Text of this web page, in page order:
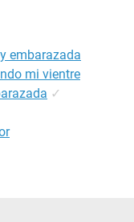
embarazada
mi vientre
✓